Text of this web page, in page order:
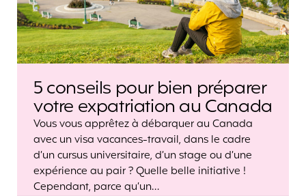
5 conseils pour bien préparer
votre expatriation au Canada
Vous vous apprêtez à débarquer au Canada
avec un visa vacances-travail, dans le cadre
d’un cursus universitaire, d’un stage ou d’une
expérience au pair ? Quelle belle initiative !
Cependant, parce qu’un…